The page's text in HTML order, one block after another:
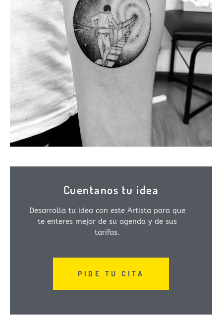
Cuentanos tu idea
Desarrolla tu idea con este Artista para que
te enteres mejor de su agenda y de sus
tarifas.
PIDE TU CITA